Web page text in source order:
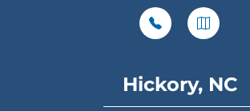
Hickory, NC